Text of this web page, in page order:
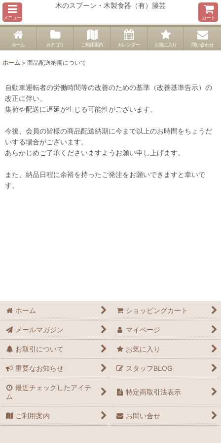
メニュー
木のスプーン・木製食器（有）籐芸
カート
ホーム カテゴリ ご利用案内 カレンダー お気に入り 問い合わせ
ホーム > 商品配送納期について
自動車運転者の労働時間等の改善のための基準（改善基準告示）の
改正に伴い、
集荷や配送に遅延が生じる可能性がございます。
今後、会員の皆様の商品配送納期に今まで以上のお時間をちょうだ
いする場合がございます。
あらかじめご了承くださいますようお願い申し上げます。
また、納品日程に余裕を持ったご発注をお願いできますと幸いで
す。
ホーム ショッピングカート
メールマガジン マイページ
お取引について お気に入り
重要なお知らせ スタッフBLOG
最近チェックしたアイテ
ム
特定商取引法表示
ご利用案内 お問い合せ